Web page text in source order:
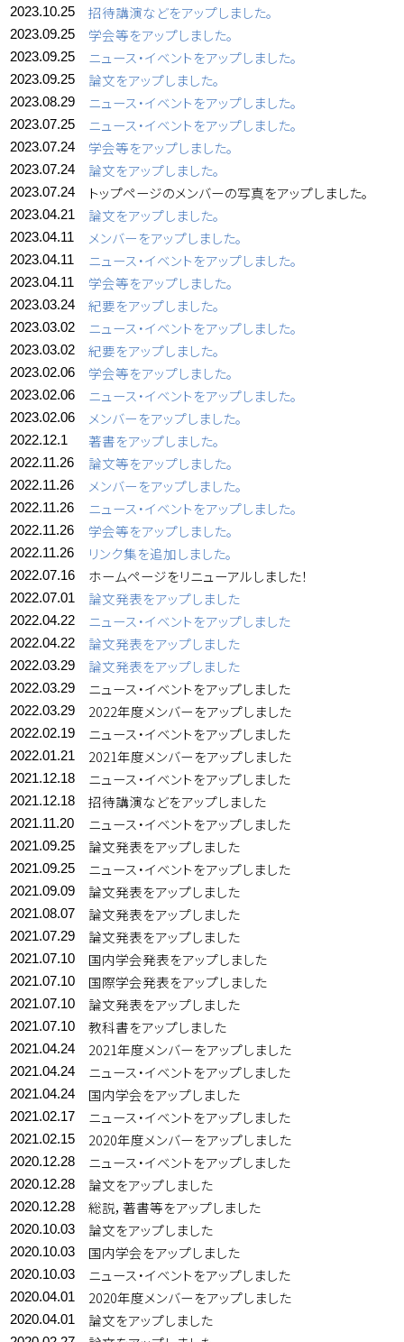
2023.10.25 招待講演などをアップしました。
2023.09.25 学会等をアップしました。
2023.09.25 ニュース・イベントをアップしました。
2023.09.25 論文をアップしました。
2023.08.29 ニュース・イベントをアップしました。
2023.07.25 ニュース・イベントをアップしました。
2023.07.24 学会等をアップしました。
2023.07.24 論文をアップしました。
2023.07.24 トップページのメンバーの写真をアップしました。
2023.04.21 論文をアップしました。
2023.04.11 メンバーをアップしました。
2023.04.11 ニュース・イベントをアップしました。
2023.04.11 学会等をアップしました。
2023.03.24 紀要をアップしました。
2023.03.02 ニュース・イベントをアップしました。
2023.03.02 紀要をアップしました。
2023.02.06 学会等をアップしました。
2023.02.06 ニュース・イベントをアップしました。
2023.02.06 メンバーをアップしました。
2022.12.1 著書をアップしました。
2022.11.26 論文等をアップしました。
2022.11.26 メンバーをアップしました。
2022.11.26 ニュース・イベントをアップしました。
2022.11.26 学会等をアップしました。
2022.11.26 リンク集を追加しました。
2022.07.16 ホームページをリニューアルしました！
2022.07.01 論文発表をアップしました
2022.04.22 ニュース・イベントをアップしました
2022.04.22 論文発表をアップしました
2022.03.29 論文発表をアップしました
2022.03.29 ニュース・イベントをアップしました
2022.03.29 2022年度メンバーをアップしました
2022.02.19 ニュース・イベントをアップしました
2022.01.21 2021年度メンバーをアップしました
2021.12.18 ニュース・イベントをアップしました
2021.12.18 招待講演などをアップしました
2021.11.20 ニュース・イベントをアップしました
2021.09.25 論文発表をアップしました
2021.09.25 ニュース・イベントをアップしました
2021.09.09 論文発表をアップしました
2021.08.07 論文発表をアップしました
2021.07.29 論文発表をアップしました
2021.07.10 国内学会発表をアップしました
2021.07.10 国際学会発表をアップしました
2021.07.10 論文発表をアップしました
2021.07.10 教科書をアップしました
2021.04.24 2021年度メンバーをアップしました
2021.04.24 ニュース・イベントをアップしました
2021.04.24 国内学会をアップしました
2021.02.17 ニュース・イベントをアップしました
2021.02.15 2020年度メンバーをアップしました
2020.12.28 ニュース・イベントをアップしました
2020.12.28 論文をアップしました
2020.12.28 総説，著書等をアップしました
2020.10.03 論文をアップしました
2020.10.03 国内学会をアップしました
2020.10.03 ニュース・イベントをアップしました
2020.04.01 2020年度メンバーをアップしました
2020.04.01 論文をアップしました